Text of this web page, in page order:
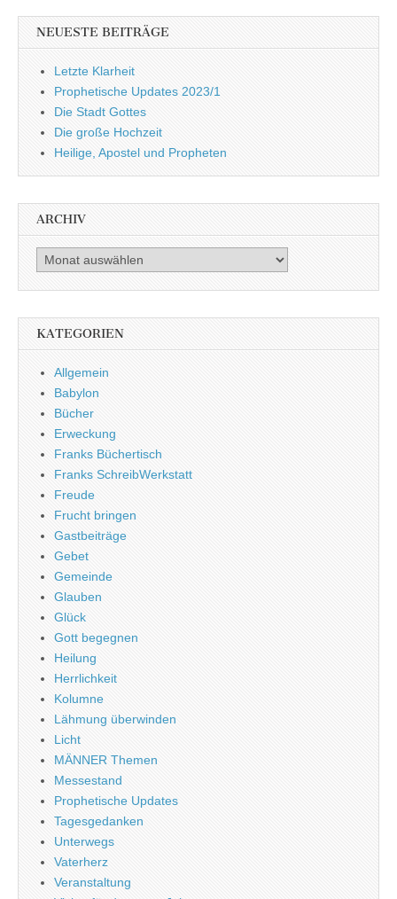
NEUESTE BEITRÄGE
Letzte Klarheit
Prophetische Updates 2023/1
Die Stadt Gottes
Die große Hochzeit
Heilige, Apostel und Propheten
ARCHIV
Archiv
KATEGORIEN
Allgemein
Babylon
Bücher
Erweckung
Franks Büchertisch
Franks SchreibWerkstatt
Freude
Frucht bringen
Gastbeiträge
Gebet
Gemeinde
Glauben
Glück
Gott begegnen
Heilung
Herrlichkeit
Kolumne
Lähmung überwinden
Licht
MÄNNER Themen
Messestand
Prophetische Updates
Tagesgedanken
Unterwegs
Vaterherz
Veranstaltung